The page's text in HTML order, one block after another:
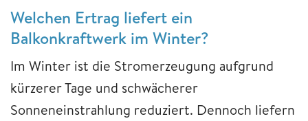
Welchen Ertrag liefert ein
Balkonkraftwerk im Winter?
Im Winter ist die Stromerzeugung aufgrund
kürzerer Tage und schwächerer
Sonneneinstrahlung reduziert. Dennoch liefern